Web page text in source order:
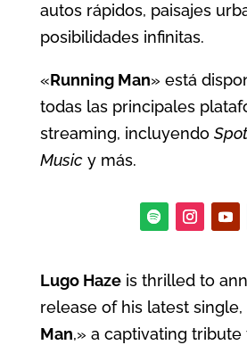
autos rápidos, paisajes
posibilidades infinitas.
«Running Man» está
todas las principales
streaming, incluyendo
Musicy más.
Lugo Hazeis thrilled to
release of his latest single,
Man,» a captivating tribute